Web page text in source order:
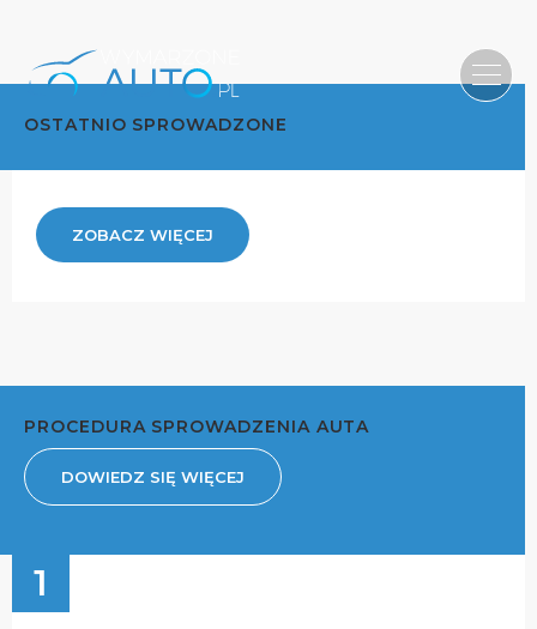
OSTATNIO SPROWADZONE
ZOBACZ WIĘCEJ
PROCEDURA SPROWADZENIA AUTA
DOWIEDZ SIĘ WIĘCEJ
1